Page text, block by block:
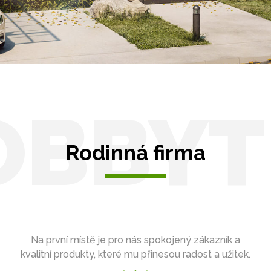
Rodinná firma
Na první místě je pro nás spokojený zákazník a
kvalitní produkty, které mu přinesou radost a užitek.